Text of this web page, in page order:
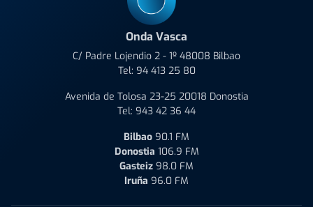
Onda Vasca
C/ Padre Lojendio 2 - 1º 48008 Bilbao
Tel: 94 413 25 80
Avenida de Tolosa 23-25 20018 Donostia
Tel: 943 42 36 44
Bilbao 90.1 FM
Donostia 106.9 FM
Gasteiz 98.0 FM
Iruña 96.0 FM